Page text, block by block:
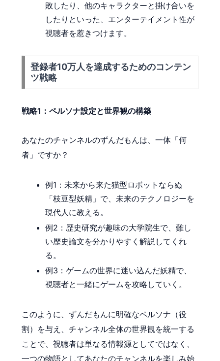
敗したり、他のキャラクターと掛け合いを
したりといった、エンターテイメント性が
視聴者を惹きつけます。
登録者10万人を達成するためのコンテン
ツ戦略
戦略1：ペルソナ設定と世界観の構築
あなたのチャンネルのずんだもんは、一体「何
者」ですか？
例1：未来から来た猫型ロボットならぬ
「枝豆型妖精」で、未来のテクノロジーを
現代人に教える。
例2：歴史研究が趣味の大学院生で、難し
い歴史論文を分かりやすく解説してくれ
る。
例3：ゲームの世界に迷い込んだ妖精で、
視聴者と一緒にゲームを攻略していく。
このように、ずんだもんに明確なペルソナ（役
割）を与え、チャンネル全体の世界観を統一する
ことで、視聴者は単なる情報源としてではなく、
一つの物語としてあなたのチャンネルを楽しみ始